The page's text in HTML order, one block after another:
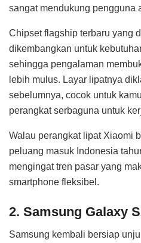
sangat mendukung pengguna
Chipset flagship terbaru yang
dikembangkan untuk
sehingga pengalaman
lebih mulus. Layar lipatnya
sebelumnya, cocok untuk
perangkat serbaguna untuk
Walau perangkat lipat Xiaomi
peluang masuk Indonesia
mengingat tren pasar yang
smartphone fleksibel.
2. Samsung Galaxy
Samsung kembali bersiap